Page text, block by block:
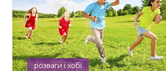
розваги і хобі